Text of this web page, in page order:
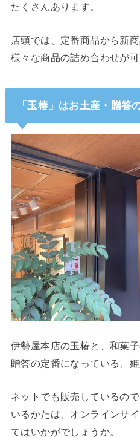
たくさんあります。
店頭では、定番商品から新
様々な商品の詰め合わせが
「玉椿」はお土産・贈答
伊勢屋本店の玉椿と、和菓
贈答の定番になっている、姫
ネットでも販売しているの
いるかたは、オンラインサ
てはいかがでしょうか。